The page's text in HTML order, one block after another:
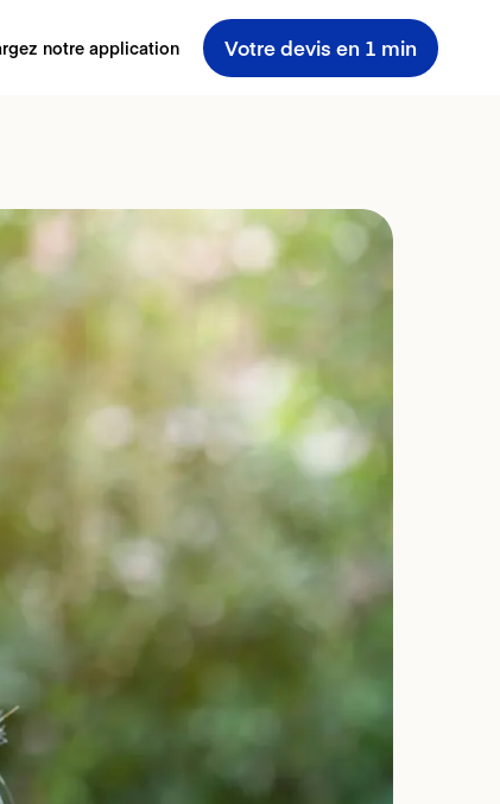
notre application Votre devis en 1 min